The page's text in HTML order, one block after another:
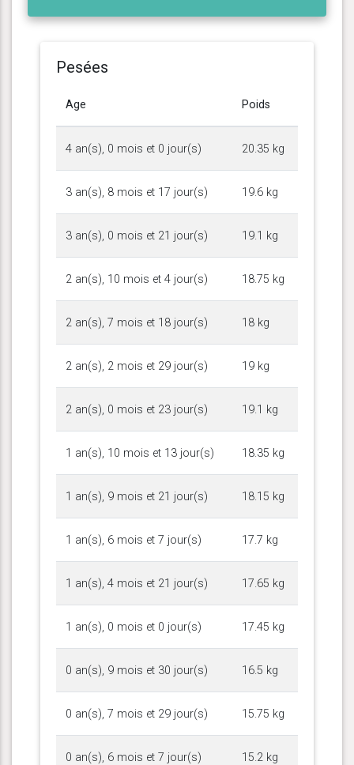
Pesées
Age Poids
4 an(s), 0 mois et 0 jour(s) 20.35 kg
3 an(s), 8 mois et 17 jour(s) 19.6 kg
3 an(s), 0 mois et 21 jour(s) 19.1 kg
2 an(s), 10 mois et 4 jour(s) 18.75 kg
2 an(s), 7 mois et 18 jour(s) 18 kg
2 an(s), 2 mois et 29 jour(s) 19 kg
2 an(s), 0 mois et 23 jour(s) 19.1 kg
1 an(s), 10 mois et 13 jour(s) 18.35 kg
1 an(s), 9 mois et 21 jour(s) 18.15 kg
1 an(s), 6 mois et 7 jour(s) 17.7 kg
1 an(s), 4 mois et 21 jour(s) 17.65 kg
1 an(s), 0 mois et 0 jour(s) 17.45 kg
0 an(s), 9 mois et 30 jour(s) 16.5 kg
0 an(s), 7 mois et 29 jour(s) 15.75 kg
0 an(s), 6 mois et 7 jour(s) 15.2 kg